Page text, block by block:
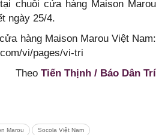
chuỗi cửa hàng Maison Marou
ngày 25/4.
hàng Maison Marou Việt Nam:
vi/pages/vi-tri
Theo Tiến Thịnh / Báo Dân Trí
Marou Socola Việt Nam